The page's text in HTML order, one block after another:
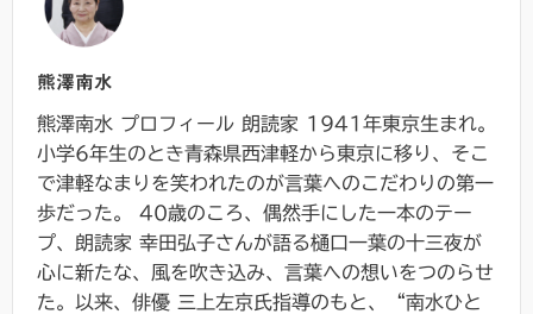
熊澤南水
熊澤南水 プロフィール 朗読家 1941年東京生まれ。
小学6年生のとき青森県西津軽から東京に移り、そこ
で津軽なまりを笑われたのが言葉へのこだわりの第一
歩だった。 40歳のころ、偶然手にした一本のテー
プ、朗読家 幸田弘子さんが語る樋口一葉の十三夜が
心に新たな、風を吹き込み、言葉への想いをつのらせ
た。以来、俳優 三上左京氏指導のもと、“南水ひと